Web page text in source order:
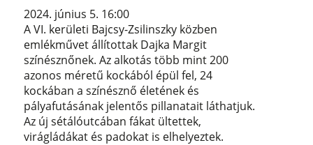
2024. június 5. 16:00
A VI. kerületi Bajcsy-Zsilinszky közben
emlékművet állítottak Dajka Margit
színésznőnek. Az alkotás több mint 200
azonos méretű kockából épül fel, 24
kockában a színésznő életének és
pályafutásának jelentős pillanatait láthatjuk.
Az új sétálóutcában fákat ültettek,
virágládákat és padokat is elhelyeztek.